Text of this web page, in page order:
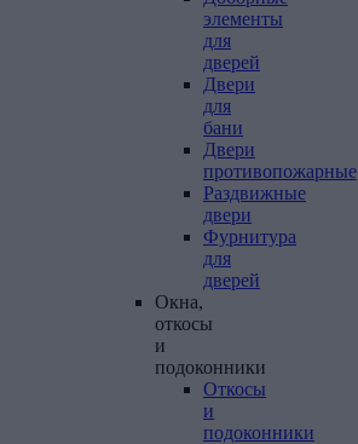
элементы
для
дверей
Двери
для
бани
Двери
противопожарные
Раздвижные
двери
Фурнитура
для
дверей
Окна,
откосы
и
подоконники
Откосы
и
подоконники